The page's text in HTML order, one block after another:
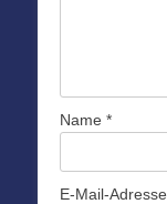
Name *
E-Mail-Adresse